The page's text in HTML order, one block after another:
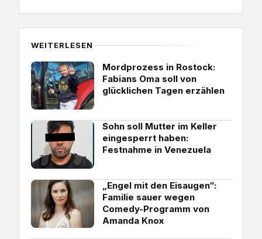
WEITERLESEN
Mordprozess in Rostock:
Fabians Oma soll von
glücklichen Tagen erzählen
Sohn soll Mutter im Keller
eingesperrt haben:
Festnahme in Venezuela
„Engel mit den Eisaugen“:
Familie sauer wegen
Comedy-Programm von
Amanda Knox